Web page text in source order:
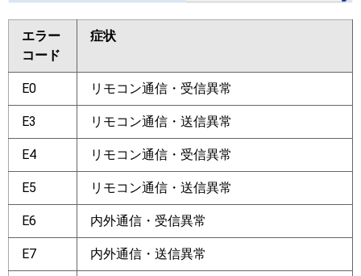
エラー
コード
症状
E0 リモコン通信・受信異常
E3 リモコン通信・送信異常
E4 リモコン通信・受信異常
E5 リモコン通信・送信異常
E6 内外通信・受信異常
E7 内外通信・送信異常